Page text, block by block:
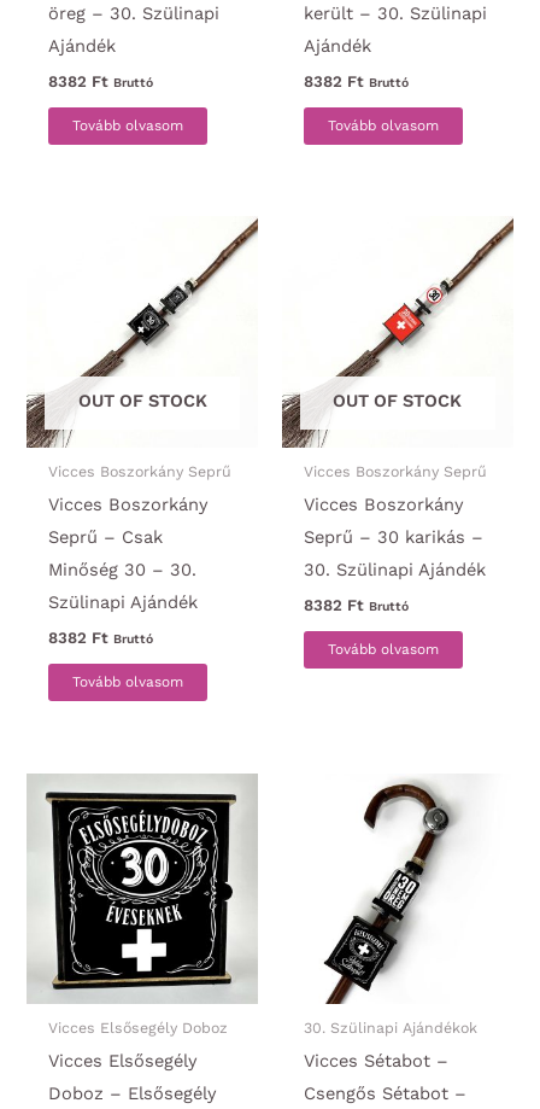
öreg – 30. Szülinapi
Ajándék
8382 Ft Bruttó
Tovább olvasom
került – 30. Szülinapi
Ajándék
8382 Ft Bruttó
Tovább olvasom
OUT OF STOCK
Vicces Boszorkány Seprű
Vicces Boszorkány
Seprű – Csak
Minőség 30 – 30.
Szülinapi Ajándék
8382 Ft Bruttó
Tovább olvasom
OUT OF STOCK
Vicces Boszorkány Seprű
Vicces Boszorkány
Seprű – 30 karikás –
30. Szülinapi Ajándék
8382 Ft Bruttó
Tovább olvasom
Vicces Elsősegély Doboz
Vicces Elsősegély
Doboz – Elsősegély
30. Szülinapi Ajándékok
Vicces Sétabot –
Csengős Sétabot –